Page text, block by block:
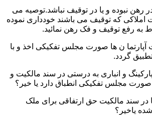
رهن نبوده و یا در توقیف نباشد.توصیه می
املاکی که توقیف می باشند خودداری نموده
به رفع توقیف و فک رهن نمائید.
آپارتما ن ها صورت مجلس تفکیکی اخذ و با
گردد.
و انباری به درستی در سند مالکیت و
صورت مجلس تفکیکی انطباق دارد یا خیر؟
در سند مالکیت حق ارتفاقی برای ملک
یاخیر؟